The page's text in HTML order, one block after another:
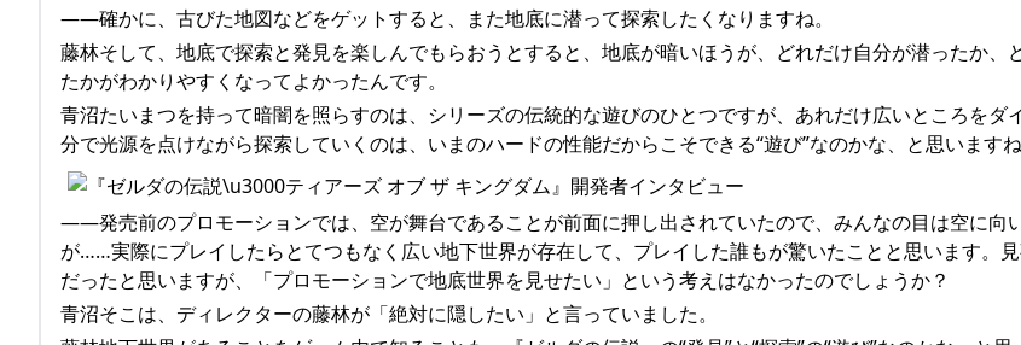
――確かに、古びた地図などをゲットすると、また地底に潜って探索したくなりますね。
藤林そして、地底で探索と発見を楽しんでもらおうとすると、地底が暗いほうが、どれだけ自分が潜ったか、
たかがわかりやすくなってよかったんです。
青沼たいまつを持って暗闇を照らすのは、シリーズの伝統的な遊びのひとつですが、あれだけ広いところをダ
分で光源を点けながら探索していくのは、いまのハードの性能だからこそできる“遊び”なのかな、と思いますね
――発売前のプロモーションでは、空が舞台であることが前面に押し出されていたので、みんなの目は空に向
が……実際にプレイしたらとてつもなく広い地下世界が存在して、プレイした誰もが驚いたことと思います。
だったと思いますが、「プロモーションで地底世界を見せたい」という考えはなかったのでしょうか？
青沼そこは、ディレクターの藤林が「絶対に隠したい」と言っていました。